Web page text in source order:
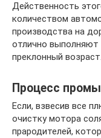
Действенность
количеством
производства на
отлично выполняют
преклонный возраст.
Процесс
Если, взвесив все
очистку мотора
прародителей,